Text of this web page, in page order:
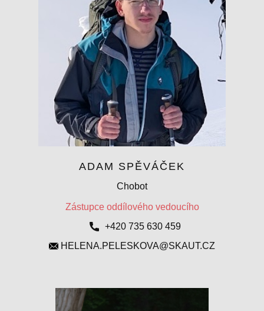
ADAM SPĚVÁČEK
Chobot
Zástupce oddílového vedoucího
+420 735 630 459
​HELENA.PELESKOVA@SKAUT.CZ